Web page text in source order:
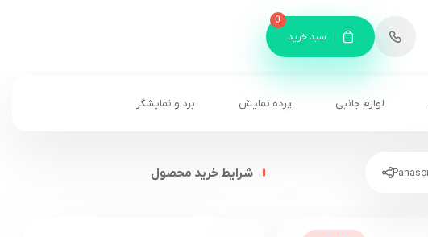
8
سبد خرید
0
لوازم جانبی پرده نمایش برد و نمایشگر
شرایط خرید محصول